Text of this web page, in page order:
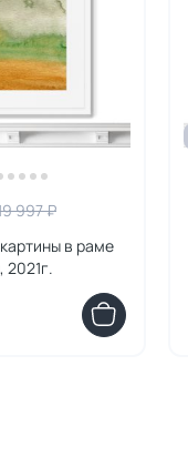
997 ₽
в раме
2021г.